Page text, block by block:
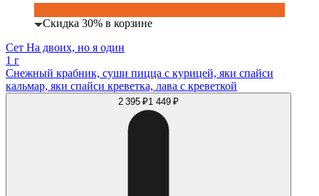
Скидка 30% в корзине
Сет На двоих, но я один
1 г
Снежный крабник, суши пицца с курицей, яки спайси
кальмар, яки спайси креветка, лава с креветкой
2 395 ₽1 449 ₽